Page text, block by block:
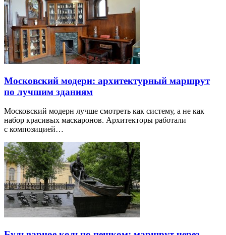
Московский модерн: архитектурный маршрут
по лучшим зданиям
Московский модерн лучше смотреть как систему, а не как
набор красивых маскаронов. Архитекторы работали
с композицией…